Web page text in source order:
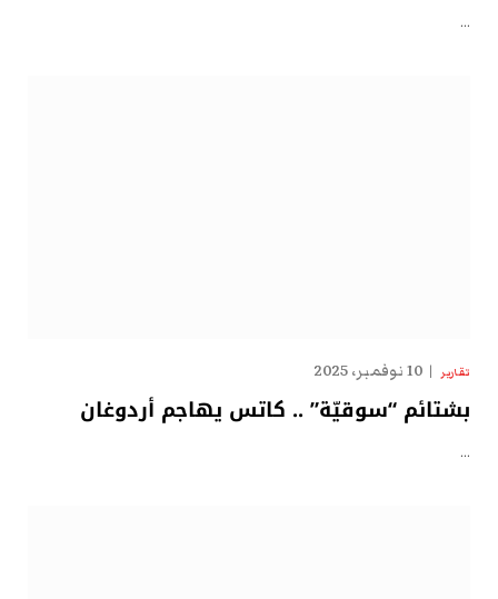
…
تقارير 10 نوفمبر، 2025
بشتائم “سوقيّة” .. كاتس يهاجم أردوغان
…